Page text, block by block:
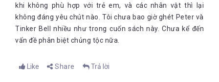
khi không phù hợp với trẻ em, và các nhân vật thì lại
không đáng yêu chút nào. Tôi chưa bao giờ ghét Peter và
Tinker Bell nhiều như trong cuốn sách này. Chưa kể đến
vấn đề phân biệt chủng tộc nữa.
Like Share Trả lời